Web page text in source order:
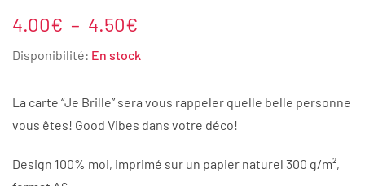
4.00€ – 4.50€
à
4.50€
Disponibilité: En stock
La carte “Je Brille” sera vous rappeler quelle belle personne
vous êtes! Good Vibes dans votre déco!
Design 100% moi, imprimé sur un papier naturel 300 g/m²,